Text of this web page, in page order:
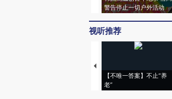
警告停止一切户外活动
视听推荐
【不唯一答案】不止“养
老”